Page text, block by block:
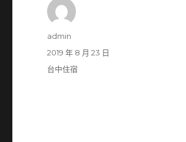
作
admin
發
佈
2019 年 8 月 23 日
分
台中住宿